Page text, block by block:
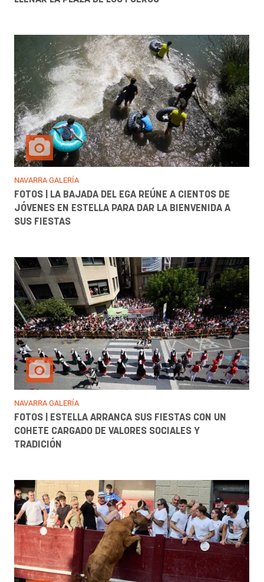
NAVARRA GALERÍA
FOTOS | LA BAJADA DEL EGA REÚNE A CIENTOS DE
JÓVENES EN ESTELLA PARA DAR LA BIENVENIDA A
SUS FIESTAS
NAVARRA GALERÍA
FOTOS | ESTELLA ARRANCA SUS FIESTAS CON UN
COHETE CARGADO DE VALORES SOCIALES Y
TRADICIÓN